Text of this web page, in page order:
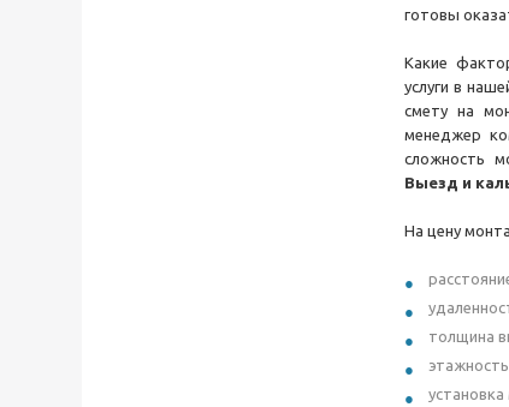
готовы
Какие
услуги в
смету на
менеджер
сложность
Выезд и
На цену
толщина